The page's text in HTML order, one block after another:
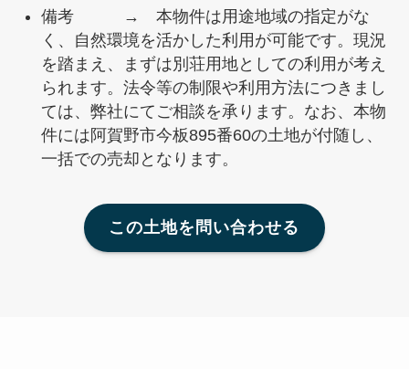
備考 → 本物件は用途地域の指定がな
く、自然環境を活かした利用が可能です。現況
を踏まえ、まずは別荘用地としての利用が考え
られます。法令等の制限や利用方法につきまし
ては、弊社にてご相談を承ります。なお、本物
件には阿賀野市今板895番60の土地が付随し、
一括での売却となります。
この土地を問い合わせる